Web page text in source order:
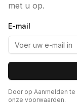
met u op.
E-mail
Door op Aanmelden
onze voorwaarden.